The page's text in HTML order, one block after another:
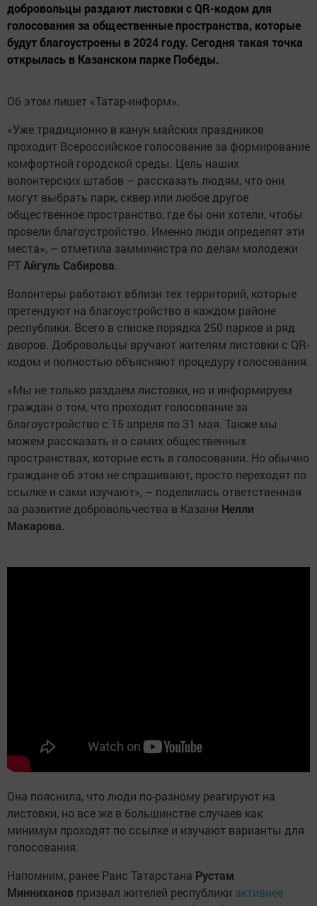
добровольцы раздают листовки с QR-кодом для
голосования за общественные пространства, которые
будут благоустроены в 2024 году. Сегодня такая точка
открылась в Казанском парке Победы.
Об этом пишет «Татар-информ».
«Уже традиционно в канун майских праздников
проходит Всероссийское голосование за формирование
комфортной городской среды. Цель наших
волонтерских штабов – рассказать людям, что они
могут выбрать парк, сквер или любое другое
общественное пространство, где бы они хотели, чтобы
провели благоустройство. Именно люди определят эти
места», – отметила замминистра по делам молодежи
РТАйгуль Сабирова.
Волонтеры работают вблизи тех территорий, которые
претендуют на благоустройство в каждом районе
республики. Всего в списке порядка 250 парков и ряд
дворов. Добровольцы вручают жителям листовки с QR-
кодом и полностью объясняют процедуру голосования.
«Мы не только раздаем листовки, но и информируем
граждан о том, что проходит голосование за
благоустройство с 15 апреля по 31 мая. Также мы
можем рассказать и о самих общественных
пространствах, которые есть в голосовании. Но обычно
граждане об этом не спрашивают, просто переходят по
ссылке и сами изучают», – поделилась ответственная
за развитие добровольчества в Казани Нелли
Макарова.
Она пояснила, что люди по-разному реагируют на
листовки, но все же в большинстве случаев как
минимум проходят по ссылке и изучают варианты для
голосования.
Напомним, ранее Раис Татарстана Рустам
Минниханов призвал жителей республики активнее